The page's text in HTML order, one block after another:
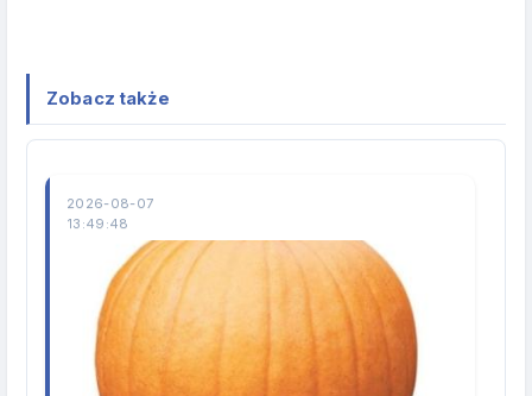
Zobacz także
2026-08-07
13:49:48